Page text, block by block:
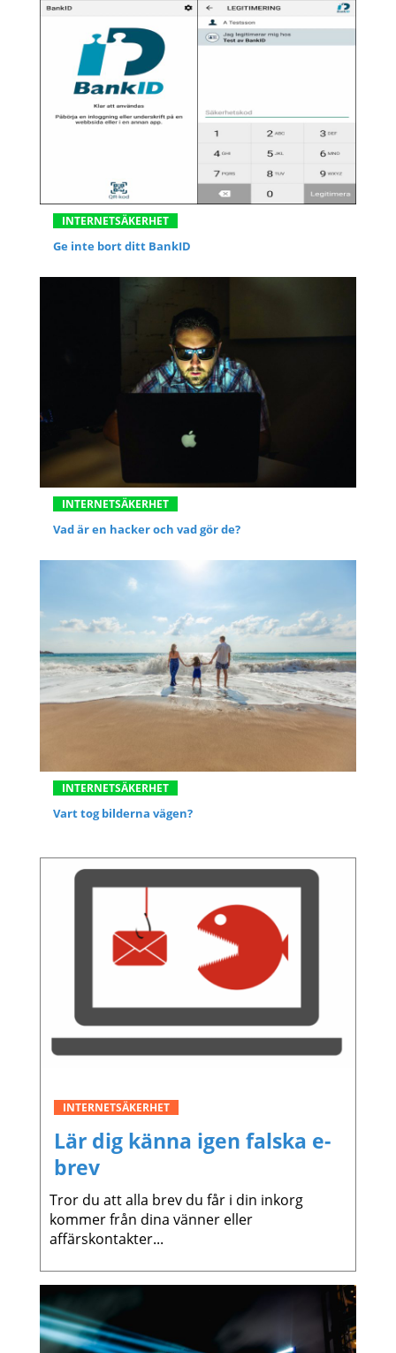
INTERNETSÄKERHET
Ge inte bort ditt BankID
INTERNETSÄKERHET
Vad är en hacker och vad gör de?
INTERNETSÄKERHET
Vart tog bilderna vägen?
INTERNETSÄKERHET
Lär dig känna igen falska e-
brev
Tror du att alla brev du får i din inkorg
kommer från dina vänner eller
affärskontakter...